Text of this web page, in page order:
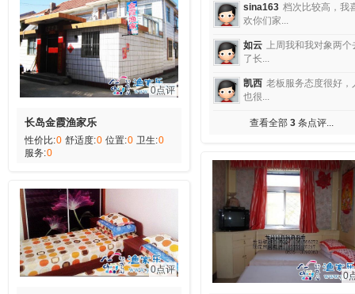
0点评
长岛金霞渔家乐
性价比:0 舒适度:0 位置:0 卫生:0
服务:0
0点评
sina163 档次比较高，我
欢你们家...
如云
上周我和我对象两个
了长...
凯西 老板服务态度很好，
也很...
查看全部 3 条点评...
0